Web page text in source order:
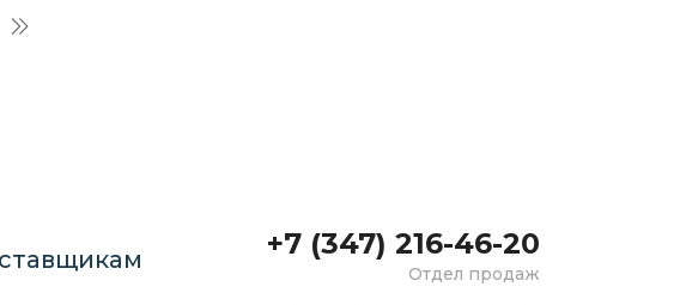
+7 (347) 216-46-20
Отдел продаж